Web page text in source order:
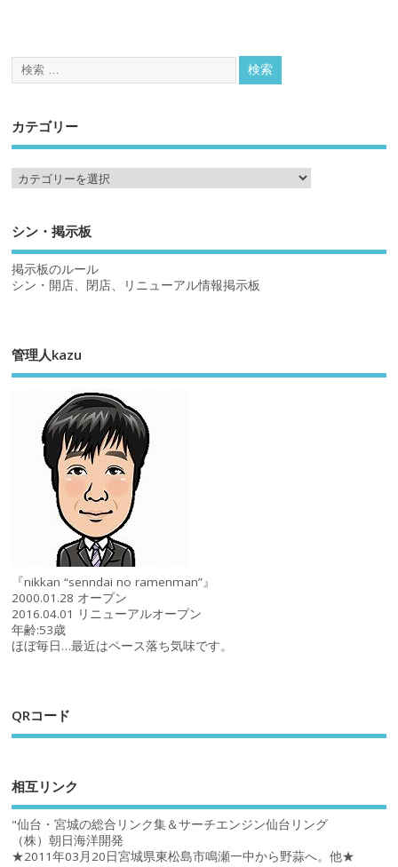
カテゴリー
シン・掲示板
掲示板のルール
シン・開店、閉店、リニューアル情報掲示板
管理人kazu
『nikkan “senndai no ramenman”』
2000.01.28 オープン
2016.04.01 リニューアルオープン
年齢:53歳
ほぼ毎日…最近はペース落ち気味です。
QRコード
相互リンク
"仙台・宮城の総合リンク集＆サーチエンジン仙台リング
（株）朝日海洋開発
★2011年03月20日宮城県東松島市鳴瀬一中から野蒜へ。他★